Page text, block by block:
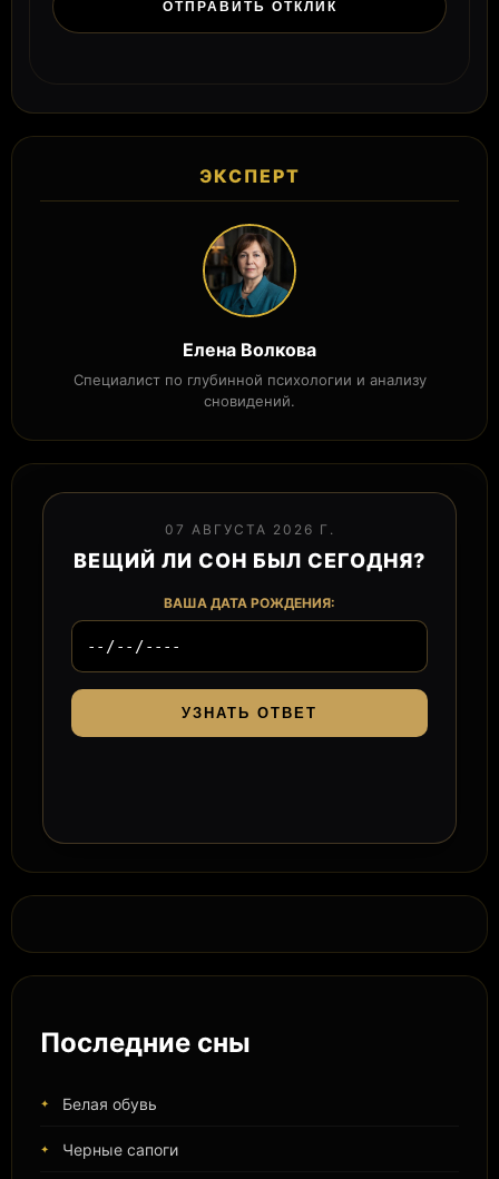
ЭКСПЕРТ
Елена Волкова
Специалист по глубинной психологии и анализу
сновидений.
07 АВГУСТА 2026 Г.
ВЕЩИЙ ЛИ СОН БЫЛ СЕГОДНЯ?
ВАША ДАТА РОЖДЕНИЯ:
УЗНАТЬ ОТВЕТ
Последние сны
Белая обувь
Черные сапоги